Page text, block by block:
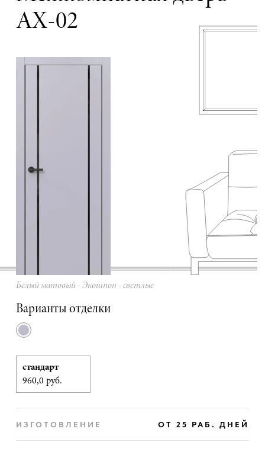
ИЗГОТОВЛЕНИЕ ОТ 25 РАБ. ДНЕЙ
АХ-02
Белый матовый - Экошпон - светлые
Варианты отделки
стандарт
960,0 руб.